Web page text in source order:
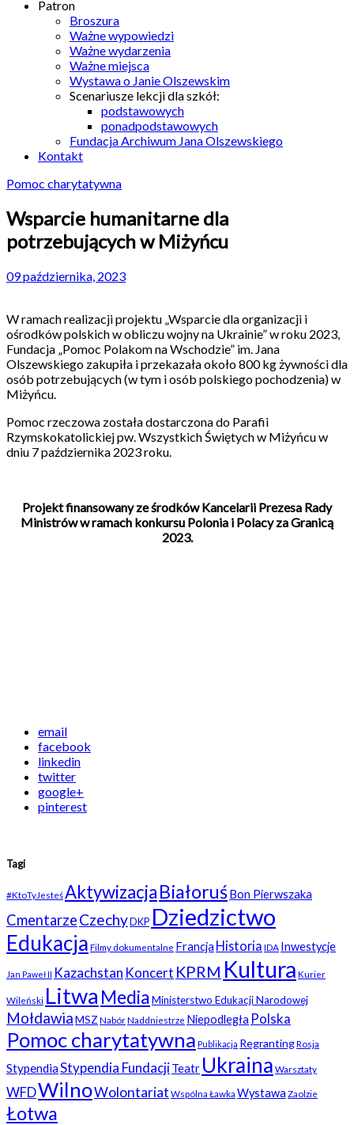
Patron
Broszura
Ważne wypowiedzi
Ważne wydarzenia
Ważne miejsca
Wystawa o Janie Olszewskim
Scenariusze lekcji dla szkół:
podstawowych
ponadpodstawowych
Fundacja Archiwum Jana Olszewskiego
Kontakt
Pomoc charytatywna
Wsparcie humanitarne dla
potrzebujących w Miżyńcu
09 października, 2023
W ramach realizacji projektu „Wsparcie dla organizacji i
ośrodków polskich w obliczu wojny na Ukrainie” w roku 2023,
Fundacja „Pomoc Polakom na Wschodzie” im. Jana
Olszewskiego zakupiła i przekazała około 800 kg żywności dla
osób potrzebujących (w tym i osób polskiego pochodzenia) w
Miżyńcu.
Pomoc rzeczowa została dostarczona do Parafii
Rzymskokatolickiej pw. Wszystkich Świętych w Miżyńcu w
dniu 7 października 2023 roku.
Projekt finansowany ze środków Kancelarii Prezesa Rady
Ministrów w ramach konkursu Polonia i Polacy za Granicą
2023.
email
facebook
linkedin
twitter
google+
pinterest
Tagi
#KtoTyJesteśAktywizacjaBiałoruśBon Pierwszaka
CmentarzeCzechyDKP Dziedzictwo
Edukacja Filmy dokumentalne Francja Historia IDA Inwestycje
Jan Paweł II Kazachstan Koncert KPRM Kultura Kurier
Wileński Litwa MediaMinisterstwo Edukacji Narodowej
MołdawiaMSZ NabórNaddniestrze Niepodległa Polska
Pomoc charytatywna Publikacja RegrantingRosja
StypendiaStypendia FundacjiTeatr Ukraina Warsztaty
WFDWilnoWolontariat Wspólna Ławka Wystawa Zaolzie
Łotwa